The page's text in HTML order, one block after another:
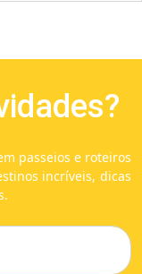
passeios e roteiros
incríveis, dicas